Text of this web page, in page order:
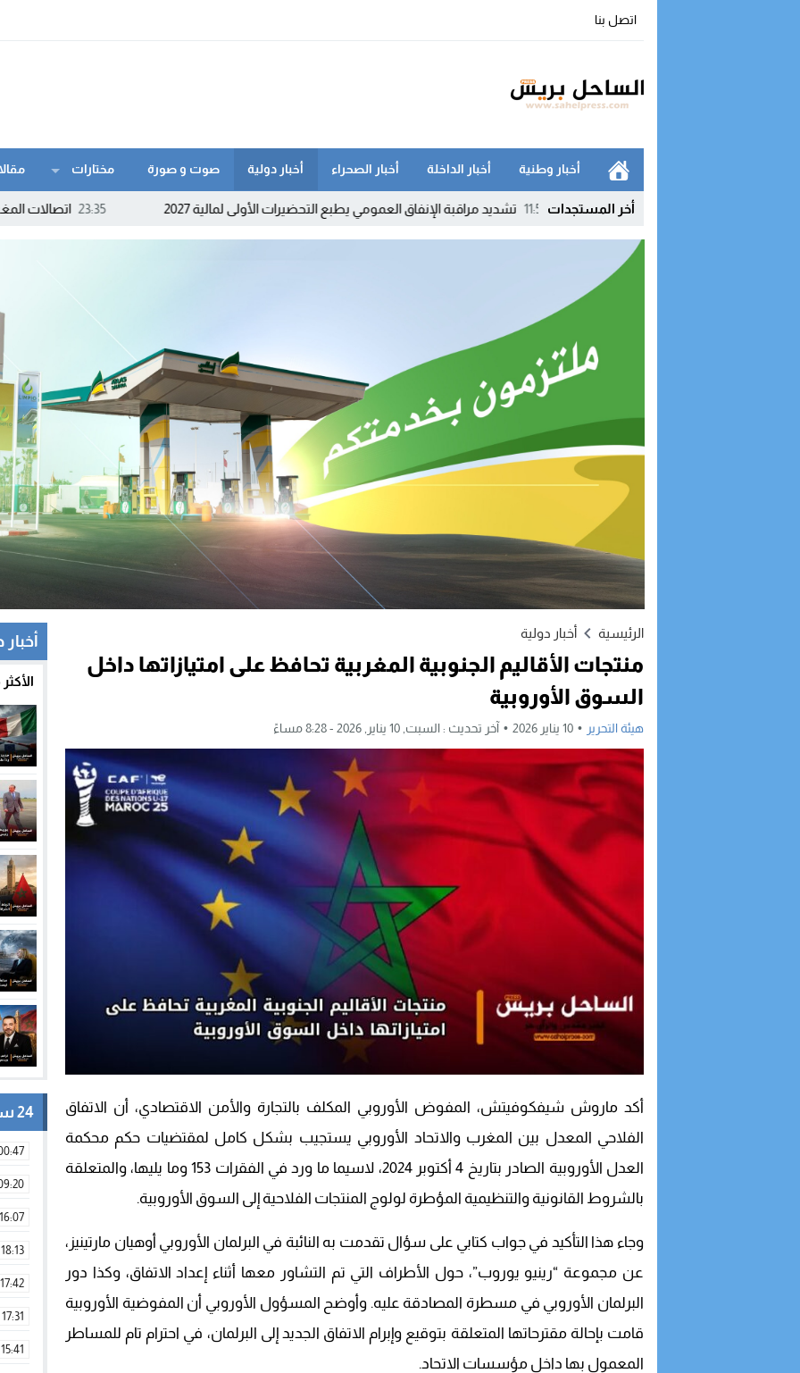
اتصل بنا
أخبار وطنية أخبار الداخلة أخبار الصحراء أخبار دولية صوت و صورة مختارات
أخر المستجدات 23:35 اتصالات المغرب تنزل إلى 11:53 تشديد مراقبة الإنفاق العمومي يطبع التحضيرات الأولى لمالية 2027
الرئيسية أخبار دولية
منتجات الأقاليم الجنوبية المغربية تحافظ على امتيازاتها داخل
السوق الأوروبية
هيئة التحرير 10 يناير 2026 آخر تحديث : السبت, 10 يناير, 2026 - 8:28 مساءً
أكد ماروش شيفكوفيتش، المفوض الأوروبي المكلف بالتجارة والأمن الاقتصادي، أن الاتفاق
الفلاحي المعدل بين المغرب والاتحاد الأوروبي يستجيب بشكل كامل لمقتضيات حكم محكمة
العدل الأوروبية الصادر بتاريخ 4 أكتوبر 2024، لاسيما ما ورد في الفقرات 153 وما يليها، والمتعلقة
بالشروط القانونية والتنظيمية المؤطرة لولوج المنتجات الفلاحية إلى السوق الأوروبية.
وجاء هذا التأكيد في جواب كتابي على سؤال تقدمت به النائبة في البرلمان الأوروبي أوهيان مارتينيز،
عن مجموعة “رينيو يوروب”، حول الأطراف التي تم التشاور معها أثناء إعداد الاتفاق، وكذا دور
البرلمان الأوروبي في مسطرة المصادقة عليه. وأوضح المسؤول الأوروبي أن المفوضية الأوروبية
قامت بإحالة مقترحاتها المتعلقة بتوقيع وإبرام الاتفاق الجديد إلى البرلمان، في احترام تام للمساطر
المعمول بها داخل مؤسسات الاتحاد.
أخبار
24 ساعة
16:07
18:13
17:42
17:31
15:41